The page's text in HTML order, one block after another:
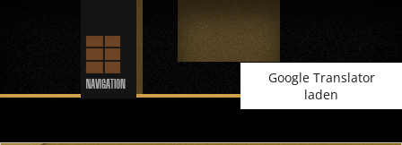
Google Translator
laden